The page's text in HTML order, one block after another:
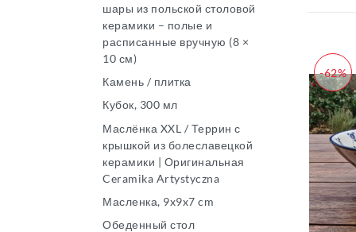
шары из польской столовой
керамики – полые и
расписанные вручную (8 ×
10 см)
Камень / плитка
Кубок, 300 мл
Маслёнка XXL / Террин с
крышкой из болеславецкой
керамики | Оригинальная
Ceramika Artystyczna
Масленка, 9x9x7 cm
Обеденный стол
-62%